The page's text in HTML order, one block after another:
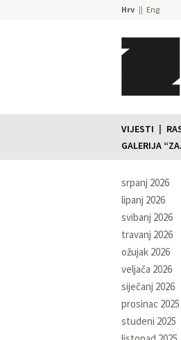
Hrv Eng
VIJESTI
GALERIJA
srpanj 2026
lipanj 2026
svibanj 2026
travanj 2026
ožujak 2026
veljača 2026
siječanj 2026
prosinac 2025
studeni 2025